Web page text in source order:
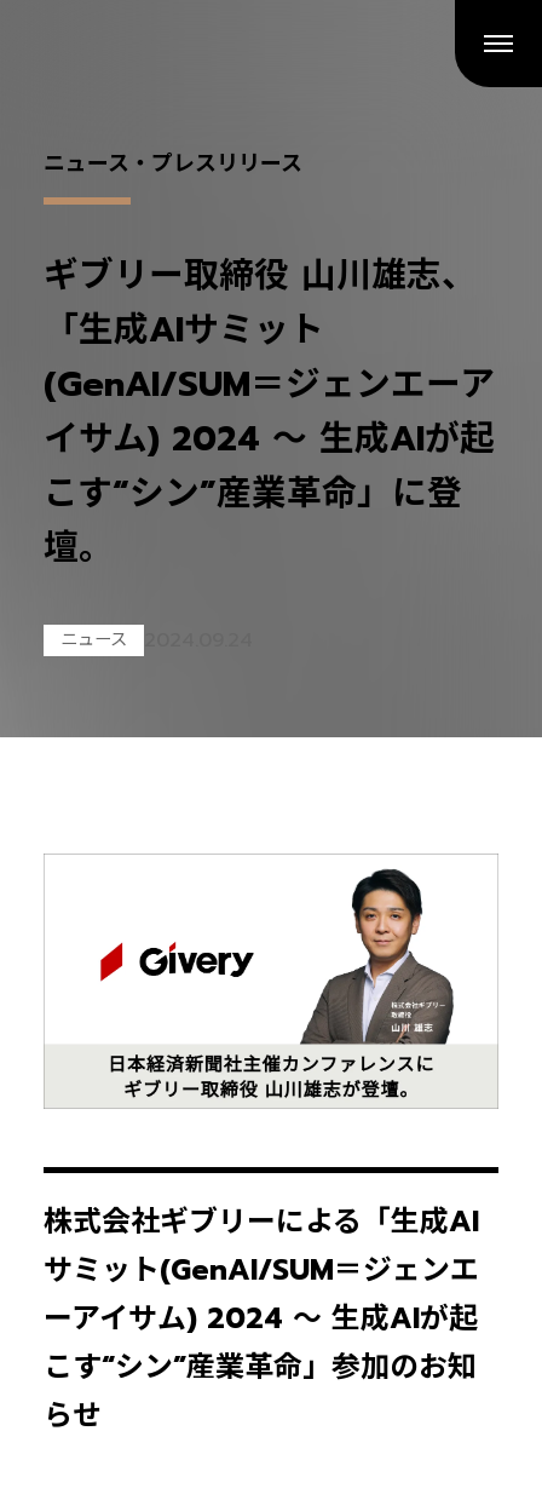
ニュース・プレスリリース
ギブリー取締役 山川雄志、
「生成AIサミット
(GenAI/SUM＝ジェンエーア
イサム) 2024 〜 生成AIが起
こす“シン”産業革命」に登
壇。
ニュース
株式会社ギブリーによる「生成AI
サミット(GenAI/SUM＝ジェンエ
ーアイサム) 2024 〜 生成AIが起
こす“シン”産業革命」参加のお知
らせ